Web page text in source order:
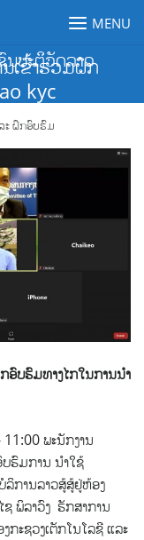
ນປະຕິວັດລາວ
MENU
ເຂົ້າຮ່ວມຝຶກ
kyc
ະ ຝຶກອົບຮົມ
ອົບຮົມທາງໄກໃນການນຳ
ພະນັກງານ
ຮົມການ ນໍາໃຊ້
ການລາວສູ້ສູ້ຢູ່ຫ້ອງ
ພິລາວົງ ຮັກສາການ
ະຊວງເຕັກໂນໂລຊີ ແລະ